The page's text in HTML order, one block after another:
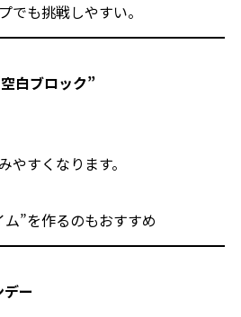
も挑戦しやすい。
白ブロック”
やすくなります。
ム”を作るのもおすすめ
ー